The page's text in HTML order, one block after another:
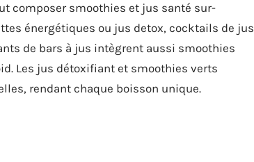
composer smoothies et jus santé sur-
énergétiques ou jus detox, cocktails de jus
de bars à jus intègrent aussi smoothies
Les jus détoxifiant et smoothies verts
rendant chaque boisson unique.